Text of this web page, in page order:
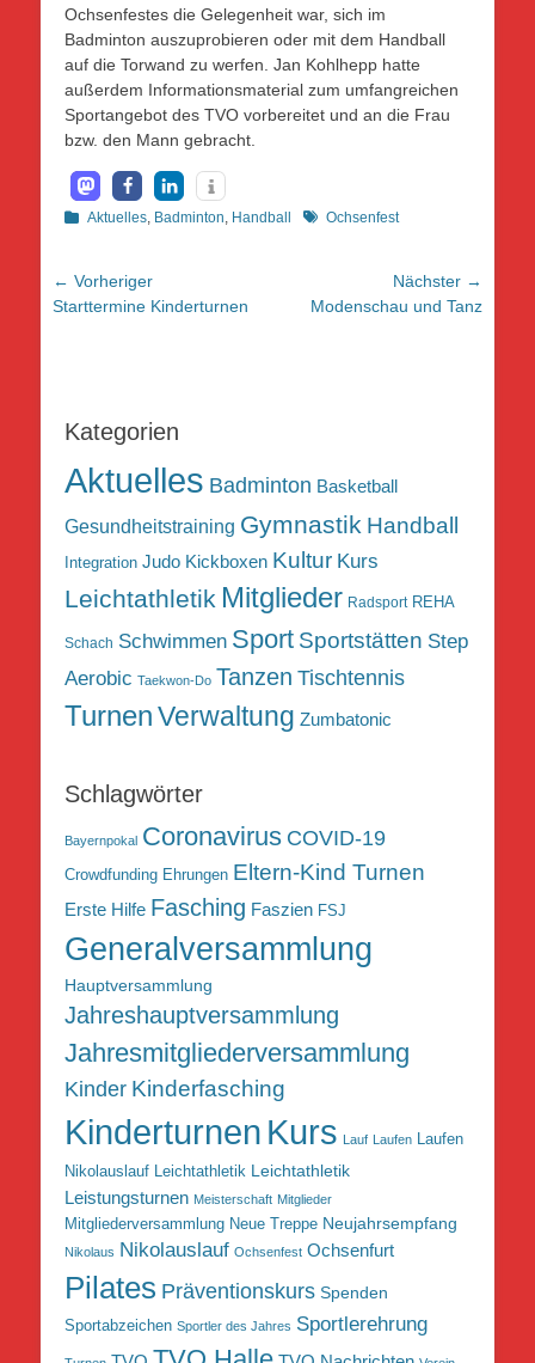
Ochsenfestes die Gelegenheit war, sich im
Badminton auszuprobieren oder mit dem Handball
auf die Torwand zu werfen. Jan Kohlhepp hatte
außerdem Informationsmaterial zum umfangreichen
Sportangebot des TVO vorbereitet und an die Frau
bzw. den Mann gebracht.
Kategorien
Aktuelles Badminton Handball Schlagworte
Ochsenfest
Beitragsnavigation
← Vorheriger
Vorheriger
Starttermine Kinderturnen
Nächster →
NächsterModenschau und Tanz
Kategorien
Aktuelles Badminton Basketball
Gesundheitstraining Gymnastik Handball
Integration Judo Kickboxen Kultur Kurs
Leichtathletik Mitglieder Radsport REHA
Schach Schwimmen Sport Sportstätten Step
Aerobic Taekwon-Do Tanzen Tischtennis
TurnenVerwaltung Zumbatonic
Schlagwörter
Bayernpokal Coronavirus COVID-19
Crowdfunding Ehrungen Eltern-Kind Turnen
Erste Hilfe Fasching Faszien FSJ
Generalversammlung
Hauptversammlung
Jahreshauptversammlung
Jahresmitgliederversammlung
Kinder Kinderfasching
Kinderturnen Kurs Lauf Laufen
Laufen
Nikolauslauf Leichtathletik Leichtathletik
Leistungsturnen Meisterschaft Mitglieder
Mitgliederversammlung Neue Treppe Neujahrsempfang
Nikolaus Nikolauslauf Ochsenfest Ochsenfurt
Pilates Präventionskurs Spenden
Sportabzeichen Sportler des Jahres Sportlerehrung